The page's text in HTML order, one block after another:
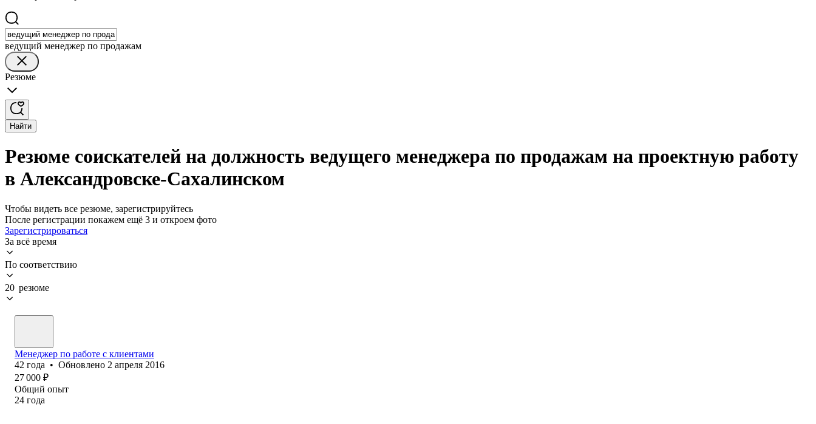
ведущий менеджер по продажам
Резюме
Найти
Резюме соискателей на должность ведущего менеджера по продажам на проектную работу
в Александровске-Сахалинском
Чтобы видеть все резюме, зарегистрируйтесь
После регистрации покажем ещё 3 и откроем фото
Зарегистрироваться
За всё время
По соответствию
20 резюме
Менеджер по работе с клиентами
42 года • Обновлено 2 апреля 2016
27 000 ₽
Общий опыт
24 года